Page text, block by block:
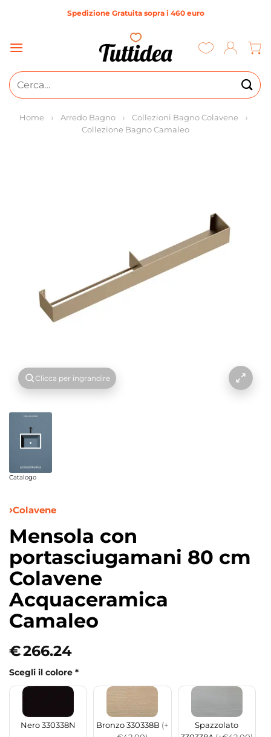
Spedizione Gratuita sopra i 460 euro
Cerca:
Home Arredo Bagno
Collezioni Bagno Colavene
Collezione Bagno Camaleo
Clicca per ingrandire
Catalogo
Colavene
Mensola con
portasciugamani 80 cm
Colavene
Acquaceramica
Camaleo
€266.24
Scegli il colore *
Nero 330338N Bronzo 330338B (+
Spazzolato